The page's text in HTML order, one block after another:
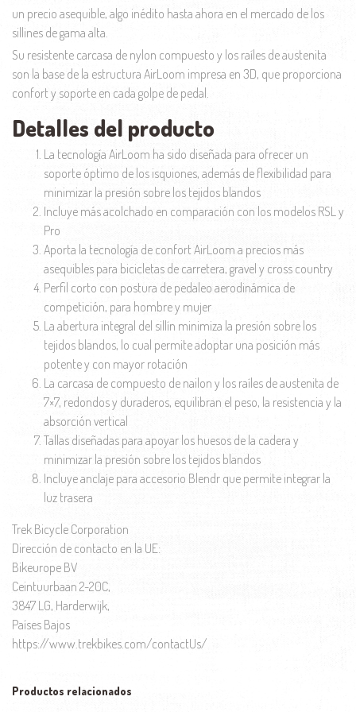
un precio asequible, algo inédito hasta ahora en el mercado de los
sillines de gama alta.
Su resistente carcasa de nylon compuesto y los raíles de austenita
son la base de la estructura AirLoom impresa en 3D, que proporciona
confort y soporte en cada golpe de pedal.
Detalles del producto
La tecnología AirLoom ha sido diseñada para ofrecer un
soporte óptimo de los isquiones, además de flexibilidad para
minimizar la presión sobre los tejidos blandos
Incluye más acolchado en comparación con los modelos RSL y
Pro
Aporta la tecnología de confort AirLoom a precios más
asequibles para bicicletas de carretera, gravel y cross country
Perfil corto con postura de pedaleo aerodinámica de
competición, para hombre y mujer
La abertura integral del sillín minimiza la presión sobre los
tejidos blandos, lo cual permite adoptar una posición más
potente y con mayor rotación
La carcasa de compuesto de nailon y los raíles de austenita de
7×7, redondos y duraderos, equilibran el peso, la resistencia y la
absorción vertical
Tallas diseñadas para apoyar los huesos de la cadera y
minimizar la presión sobre los tejidos blandos
Incluye anclaje para accesorio Blendr que permite integrar la
luz trasera
Trek Bicycle Corporation
Dirección de contacto en la UE:
Bikeurope BV
Ceintuurbaan 2-20C,
3847 LG, Harderwijk,
Países Bajos
https://www.trekbikes.com/contactUs/
Productos relacionados